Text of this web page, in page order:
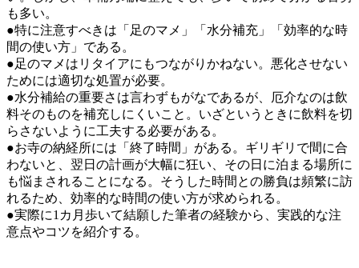
も多い。
●特に注意すべきは「足のマメ」「水分補充」「効率的な時
間の使い方」である。
●足のマメはリタイアにもつながりかねない。悪化させない
ためには適切な処置が必要。
●水分補給の重要さは言わずもがなであるが、厄介なのは飲
料そのものを補充しにくいこと。いざというときに飲料を切
らさないように工夫する必要がある。
●お寺の納経所には「終了時間」がある。ギリギリで間に合
わないと、翌日の計画が大幅に狂い、その日に泊まる場所に
も悩まされることになる。そうした時間との勝負は頻繁に訪
れるため、効率的な時間の使い方が求められる。
●実際に1カ月歩いて結願した筆者の経験から、実践的な注
意点やコツを紹介する。